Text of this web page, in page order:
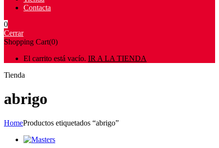
Contacta
0
Cerrar
Shopping Cart(0)
El carrito está vacío. IR A LA TIENDA
Tienda
abrigo
HomeProductos etiquetados “abrigo”